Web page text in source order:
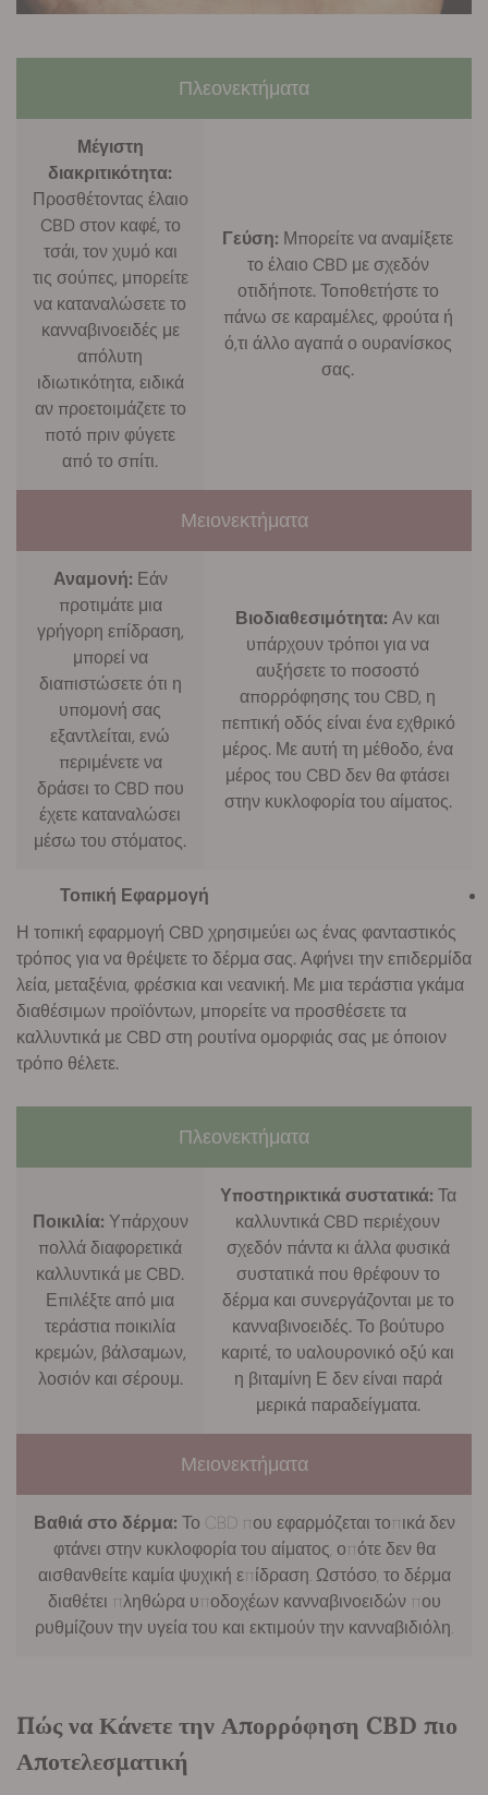
Πλεονεκτήματα
Μέγιστη
διακριτικότητα:
Προσθέτοντας έλαιο
CBD στον καφέ, το
τσάι, τον χυμό και
τις σούπες, μπορείτε
να καταναλώσετε το
κανναβινοειδές με
απόλυτη
ιδιωτικότητα, ειδικά
αν προετοιμάζετε το
ποτό πριν φύγετε
από το σπίτι.
Γεύση: Μπορείτε να αναμίξετε
το έλαιο CBD με σχεδόν
οτιδήποτε. Τοποθετήστε το
πάνω σε καραμέλες, φρούτα ή
ό,τι άλλο αγαπά ο ουρανίσκος
σας.
Μειονεκτήματα
Αναμονή: Εάν
προτιμάτε μια
γρήγορη επίδραση,
μπορεί να
διαπιστώσετε ότι η
υπομονή σας
εξαντλείται, ενώ
περιμένετε να
δράσει το CBD που
έχετε καταναλώσει
μέσω του στόματος.
Βιοδιαθεσιμότητα: Αν και
υπάρχουν τρόποι για να
αυξήσετε το ποσοστό
απορρόφησης του CBD, η
πεπτική οδός είναι ένα εχθρικό
μέρος. Με αυτή τη μέθοδο, ένα
μέρος του CBD δεν θα φτάσει
στην κυκλοφορία του αίματος.
Τοπική Εφαρμογή
Η τοπική εφαρμογή CBD χρησιμεύει ως ένας φανταστικός
τρόπος για να θρέψετε το δέρμα σας. Αφήνει την επιδερμίδα
λεία, μεταξένια, φρέσκια και νεανική. Με μια τεράστια γκάμα
διαθέσιμων προϊόντων, μπορείτε να προσθέσετε τα
καλλυντικά με CBD στη ρουτίνα ομορφιάς σας με όποιον
τρόπο θέλετε.
Πλεονεκτήματα
Ποικιλία: Υπάρχουν
πολλά διαφορετικά
καλλυντικά με CBD.
Επιλέξτε από μια
τεράστια ποικιλία
κρεμών, βάλσαμων,
λοσιόν και σέρουμ.
Υποστηρικτικά συστατικά: Τα
καλλυντικά CBD περιέχουν
σχεδόν πάντα κι άλλα φυσικά
συστατικά που θρέφουν το
δέρμα και συνεργάζονται με το
κανναβινοειδές. Το βούτυρο
καριτέ, το υαλουρονικό οξύ και
η βιταμίνη Ε δεν είναι παρά
μερικά παραδείγματα.
Μειονεκτήματα
Βαθιά στο δέρμα: Το CBD που εφαρμόζεται τοπικά δεν
φτάνει στην κυκλοφορία του αίματος, οπότε δεν θα
αισθανθείτε καμία ψυχική επίδραση. Ωστόσο, το δέρμα
διαθέτει πληθώρα υποδοχέων κανναβινοειδών που
ρυθμίζουν την υγεία του και εκτιμούν την κανναβιδιόλη.
Πώς να Κάνετε την Απορρόφηση CBD πιο
Αποτελεσματική